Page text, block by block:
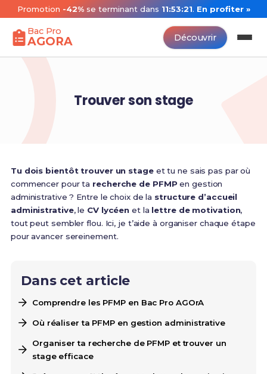
Promotion -42%se terminant dans 11:53:20.En profiter »
Bac Pro
AGORA Découvrir
Trouver son stage
Tu dois bientôt trouver un stageet tu ne sais pas par où
commencer pour ta recherche de PFMP en gestion
administrative ? Entre le choix de la structure d’accueil
administrative, le CV lycéen et la lettre de motivation,
tout peut sembler flou. Ici, je t’aide à organiser chaque étape
pour avancer sereinement.
Dans cet article
Comprendre les PFMP en Bac Pro AGOrA
Où réaliser ta PFMP en gestion administrative
Organiser ta recherche de PFMP et trouver un
stage efficace